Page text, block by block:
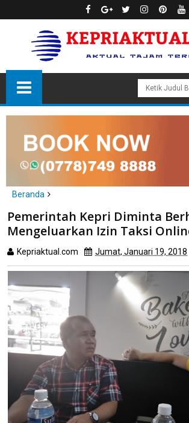
Beranda
Pemerintah Kepri Diminta Berhati-Hati
Online
Pemerintah Kepri Diminta
Mengeluarkan Izin Taksi
Kepriaktual.com Jumat, Januari 19, 2018